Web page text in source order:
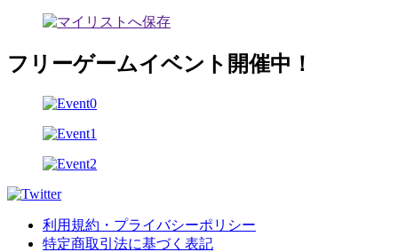
フリーゲームイベント開催中！
利用規約・プライバシーポリシー
特定商取引法に基づく表記